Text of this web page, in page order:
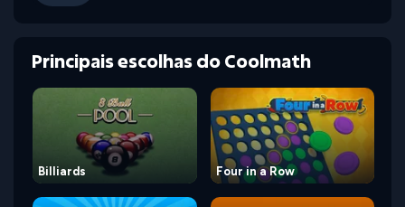
Principais escolhas do Coolmath
Billiards Four in a Row